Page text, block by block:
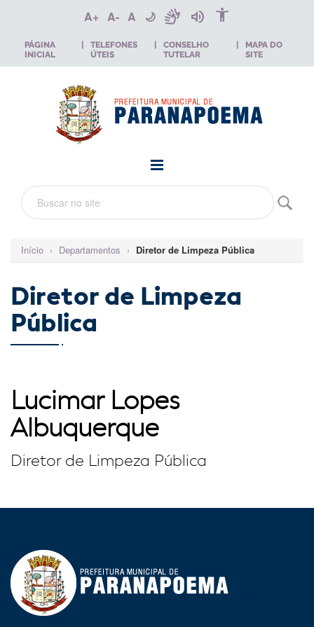
A+ A- A 🌙 sign_language volume_up accessibility_new
PÁGINA
INICIAL
TELEFONES
ÚTEIS
CONSELHO
TUTELAR
MAPA DO
SITE
Início › Departamentos › Diretor de Limpeza Pública
Diretor de Limpeza
Pública
Lucimar Lopes
Albuquerque
Diretor de Limpeza Pública